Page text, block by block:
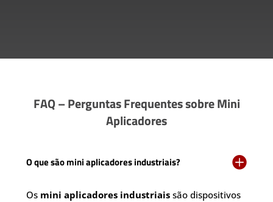
FAQ – Perguntas Frequentes sobre Mini
Aplicadores
O que são mini aplicadores industriais? 
Os mini aplicadores industriais são dispositivos